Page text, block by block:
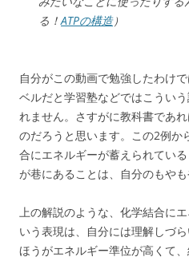
る！ATPの構造）
自分がこの動画で勉強したわけ
ベルだと学習塾などではこうい
れません。さすがに教科書であ
のだろうと思います。この2例か
合にエネルギーが蓄えられてい
が巷にあることは、自分のもやも
上の解説のような、化学結合に
いう表現は、自分には理解しづ
ほうがエネルギー準位が高くて